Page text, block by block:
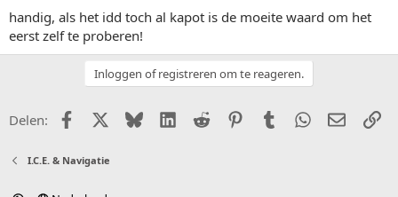
handig, als het idd toch al kapot is de moeite waard om het
eerst zelf te proberen!
Inloggen of registreren om te reageren.
Delen: FacebookX (Twitter)
BlueskyLinkedIn
Reddit PinterestTumblr WhatsApp
E-mail
I.C.E. & Navigatie